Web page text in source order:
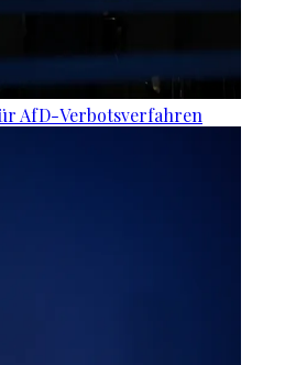
AfD-Verbotsverfahren